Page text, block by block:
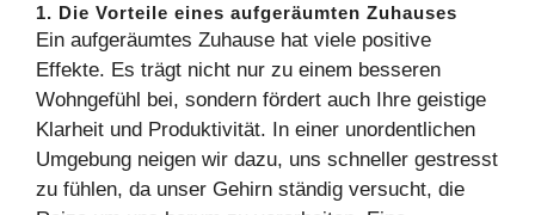
1. Die Vorteile eines aufgeräumten Zuhauses
Ein aufgeräumtes Zuhause hat viele positive
Effekte. Es trägt nicht nur zu einem besseren
Wohngefühl bei, sondern fördert auch Ihre geistige
Klarheit und Produktivität. In einer unordentlichen
Umgebung neigen wir dazu, uns schneller gestresst
zu fühlen, da unser Gehirn ständig versucht, die